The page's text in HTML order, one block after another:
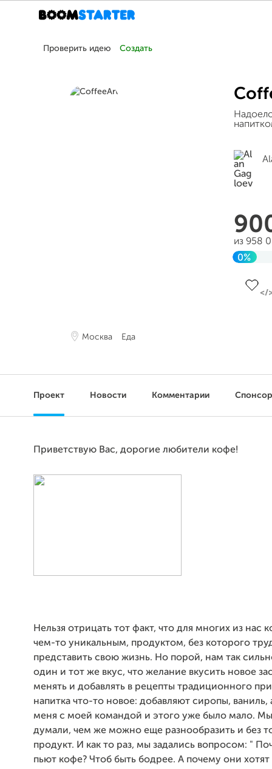
Проверить идею Создать
Москва Еда
из 958
0%
Проект Новости Комментарии
Приветствую Вас, дорогие любители кофе!
Нельзя отрицать тот факт, что для многих из нас
чем-то уникальным, продуктом, без которого
представить свою жизнь. Но порой, нам так
один и тот же вкус, что желание вкусить новое
менять и добавлять в рецепты традиционного
напитка что-то новое: добавляют сиропы, ваниль,
меня с моей командой и этого уже было мало.
думали, чем же можно еще разнообразить и без
продукт. И как то раз, мы задались вопросом: "
пьют кофе? Чтоб быть бодрее. А почему они хотят